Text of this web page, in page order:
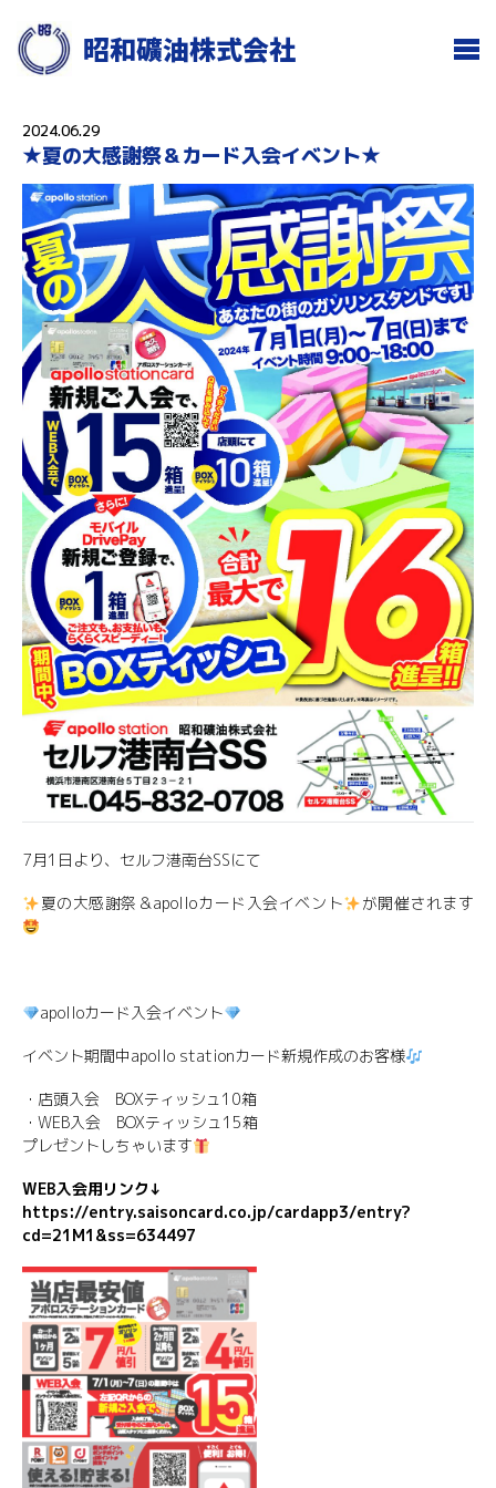
昭和礦油株式会社
2024.06.29
★夏の大感謝祭＆カード入会イベント★
7月1日より、セルフ港南台SSにて
夏の大感謝祭＆apolloカード入会イベント が開催されます
apolloカード入会イベント
イベント期間中apollo stationカード新規作成のお客様
・店頭入会 BOXティッシュ10箱
・WEB入会 BOXティッシュ15箱
プレゼントしちゃいます
WEB入会用リンク↓
https://entry.saisoncard.co.jp/cardapp3/entry?
cd=21M1&ss=634497